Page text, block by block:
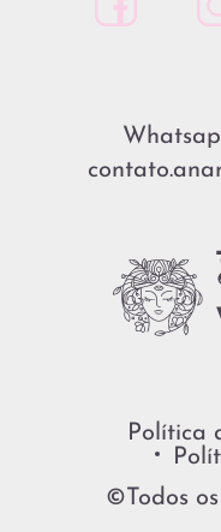
Política
©Todos